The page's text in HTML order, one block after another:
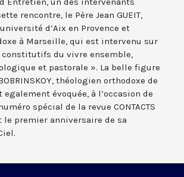
rencontre, le Père Jean GUEIT,
d’Aix en Provence et
à Marseille, qui est intervenu sur
constitutifs du vivre ensemble,
et pastorale ». La belle figure
théologien orthodoxe de
egalement évoquée, à l’occasion de
spécial de la revue CONTACTS
le premier anniversaire de sa